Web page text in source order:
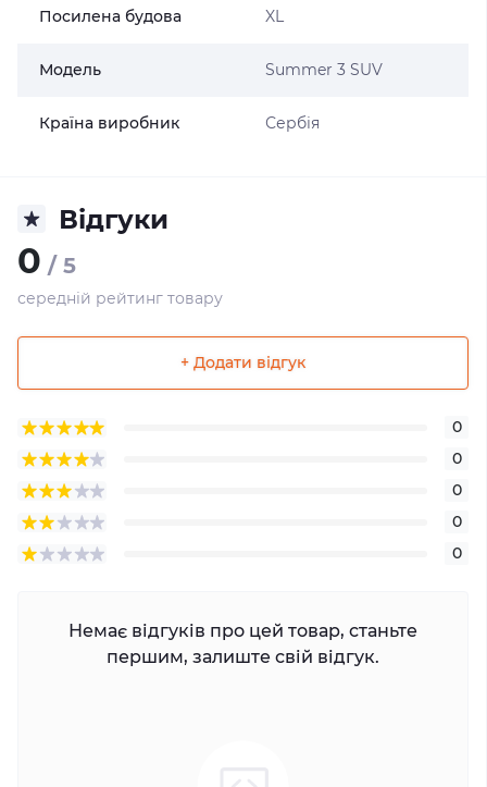
Посилена будова XL
Модель Summer 3 SUV
Країна виробник Сербія
Відгуки
0 / 5
середній рейтинг товару
+ Додати відгук
0
0
0
0
0
Немає відгуків про цей товар, станьте
першим, залиште свій відгук.